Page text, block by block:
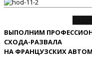
ВЫПОЛНИМ
СХОДА-РАЗВАЛА
НА ФРАНЦУЗСКИХ